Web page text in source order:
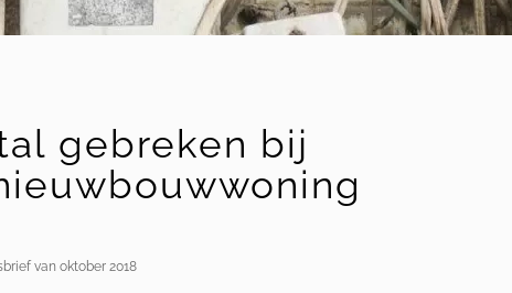
gebreken bij
van oktober 2018